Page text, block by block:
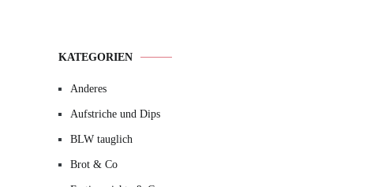
KATEGORIEN
Anderes
Aufstriche und Dips
BLW tauglich
Brot & Co